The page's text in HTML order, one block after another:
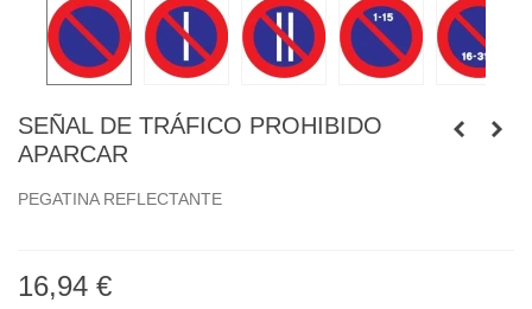
SEÑAL DE TRÁFICO PROHIBIDO
APARCAR
PEGATINA REFLECTANTE
16,94 €